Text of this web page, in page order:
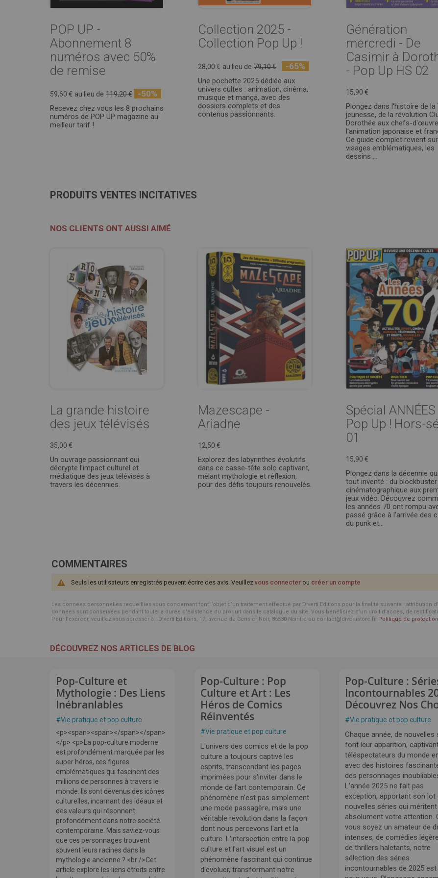
POP UP -
Abonnement 8
numéros avec 50%
de remise
59,60 € au lieu de 119,20 € -50%
Recevez chez vous les 8 prochains
numéros de POP UP magazine au
meilleur tarif !
Collection 2025 -
Collection Pop Up !
28,00 € au lieu de 79,10 € -65%
Une pochette 2025 dédiée aux
univers cultes : animation, cinéma,
musique et manga, avec des
dossiers complets et des
contenus passionnants.
Génération
mercredi - De
Casimir à
- Pop Up HS 02
15,90 €
Plongez dans l'histoire de la
jeunesse, de la révolution
Dorothée aux chefs-
l'animation japonaise et
Ce guide complet revient
visages emblématiques, les
dessins ...
PRODUITS VENTES INCITATIVES
NOS CLIENTS ONT AUSSI AIMÉ
La grande histoire
des jeux télévisés
35,00 €
Un ouvrage passionnant qui
décrypte l’impact culturel et
médiatique des jeux télévisés à
travers les décennies.
Mazescape -
Ariadne
12,50 €
Explorez des labyrinthes évolutifs
dans ce casse-tête solo captivant,
mêlant mythologie et réflexion,
pour des défis toujours renouvelés.
Spécial
Pop Up ! Hors-
01
15,90 €
Plongez dans la décennie
tout inventé : du blockbuster
cinématographique aux
jeux vidéo. Découvrez
les années 70 ont rompu
passé grâce à l'arrivée des
du punk et...
COMMENTAIRES
Seuls les utilisateurs enregistrés peuvent écrire des avis. Veuillez vous connecter ou créer un compte
Les données personnelles recueillies vous concernant font l’objet d’un traitement effectué par Diverti Editions pour la finalité suivante : attribution
données sont conservées pendant toute la durée d'existence du produit dans le catalogue du site. Vous bénéficiez d’un droit d’accès, de
Pour l’exercer, veuillez vous adresser à : Diverti Editions, 17, avenue du Cerisier Noir, 86530 Naintré ou contact@divertistore.fr. Politique de
DÉCOUVREZ NOS ARTICLES DE BLOG
Pop-Culture et
Mythologie : Des Liens
Inébranlables
#Vie pratique et pop culture
<p><span><span></span></span>
</p> <p>La pop-culture moderne
est profondément marquée par les
super héros, ces figures
emblématiques qui fascinent des
millions de personnes à travers le
monde. Ils sont devenus des icônes
culturelles, incarnant des idéaux et
des valeurs qui résonnent
profondément dans notre société
contemporaine. Mais saviez-vous
que ces personnages trouvent
souvent leurs racines dans la
mythologie ancienne ? <br />Cet
article explore les liens étroits entre
Pop-Culture : Pop
Culture et Art : Les
Héros de Comics
Réinventés
#Vie pratique et pop culture
L'univers des comics et de la pop
culture a toujours captivé les
esprits, transcendant les pages
imprimées pour s'inviter dans le
monde de l'art contemporain. Ce
phénomène n'est pas simplement
une mode passagère, mais une
véritable révolution dans la façon
dont nous percevons l'art et la
culture. L'intersection entre la pop
culture et l'art visuel est un
phénomène fascinant qui continue
d'évoluer, transformant notre
Pop-Culture :
Incontournables
Découvrez Nos
#Vie pratique et pop culture
Chaque année, de nouvelles
font leur apparition,
téléspectateurs du monde
avec des histoires
des personnages
L'année 2025 ne fait pas
exception, apportant son lot
nouvelles séries qui méritent
absolument votre attention.
vous soyez un amateur de
intenses, de comédies
de thrillers haletants, notre
sélection des séries
incontournables de 2025